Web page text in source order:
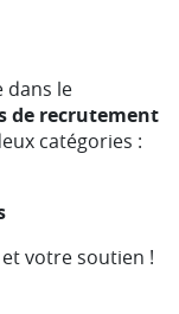
dans le
de recrutement
catégories :
votre soutien !